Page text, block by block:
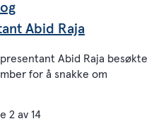
Abid Raja
Abid Raja besøkte
for å snakke om
2 av 14